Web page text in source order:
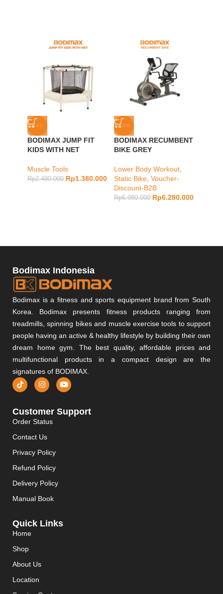
-44%
BODIMAX JUMP FIT
KIDS WITH NET
Muscle Tools
Rp2.480.000 Rp1.380.000
-10%
BODIMAX RECUMBENT
BIKE GREY
Lower Body Workout
Static Bike Voucher-
Discount-B2B
Rp6.980.000 Rp6.280.000
Bodimax Indonesia
Bodimax is a fitness and sports equipment brand from South
Korea. Bodimax presents fitness products ranging from
treadmills, spinning bikes and muscle exercise tools to support
people having an active & healthy lifestyle by building their own
dream home gym. The best quality, affordable prices and
multifunctional products in a compact design are the
signatures of BODIMAX.
Customer Support
Order Status
Contact Us
Privacy Policy
Refund Policy
Delivery Policy
Manual Book
Quick Links
Home
Shop
About Us
Location